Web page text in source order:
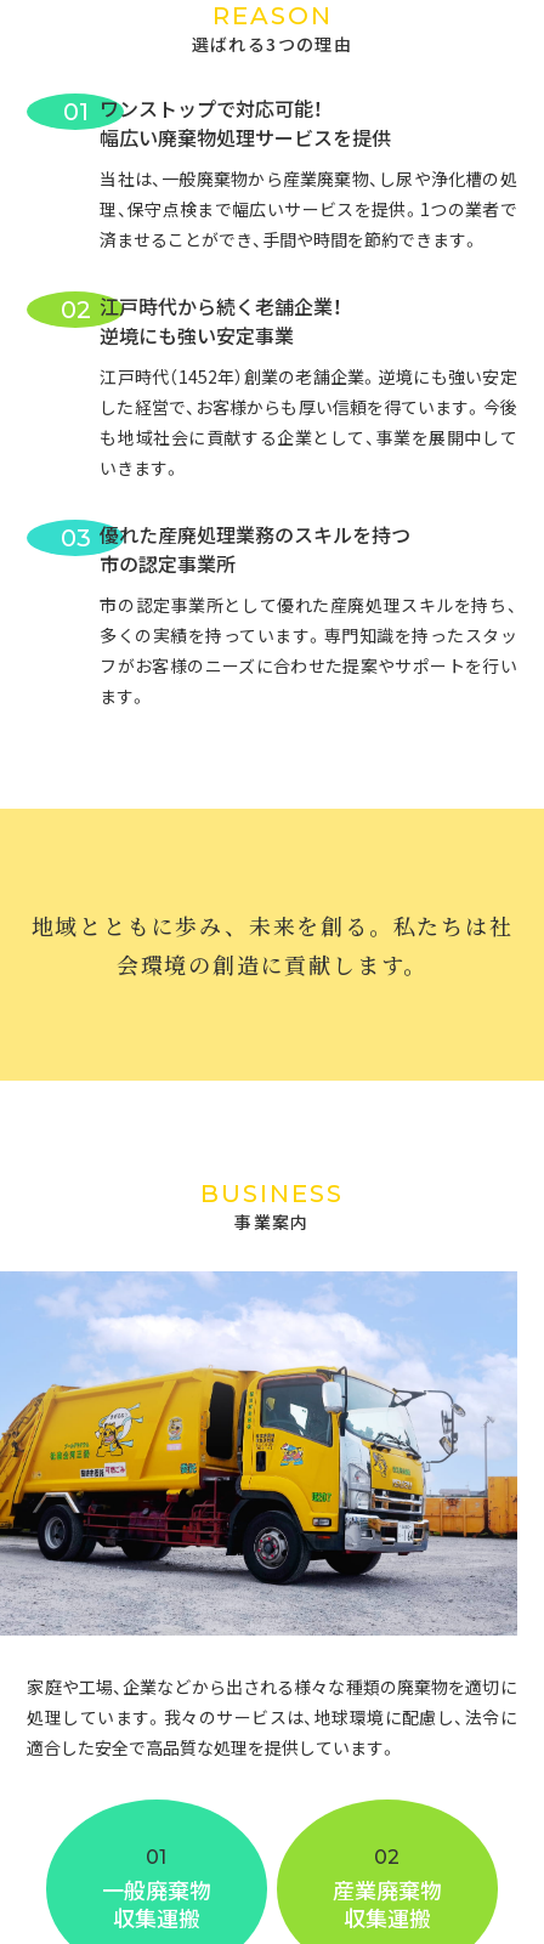
REASON
選ばれる3つの理由
01 ワンストップで対応可能！
幅広い廃棄物処理サービスを提供
当社は、一般廃棄物から産業廃棄物、し尿や浄化槽の処
理、保守点検まで幅広いサービスを提供。1つの業者で
済ませることができ、手間や時間を節約できます。
02 江戸時代から続く老舗企業！
逆境にも強い安定事業
江戸時代（1452年）創業の老舗企業。逆境にも強い安定
した経営で、お客様からも厚い信頼を得ています。今後
も地域社会に貢献する企業として、事業を展開中して
いきます。
03 優れた産廃処理業務のスキルを持つ
市の認定事業所
市の認定事業所として優れた産廃処理スキルを持ち、
多くの実績を持っています。専門知識を持ったスタッ
フがお客様のニーズに合わせた提案やサポートを行い
ます。
地域とともに歩み、未来を創る。私たちは社
会環境の創造に貢献します。
BUSINESS
事業案内
家庭や工場、企業などから出される様々な種類の廃棄物を適切に
処理しています。我々のサービスは、地球環境に配慮し、法令に
適合した安全で高品質な処理を提供しています。
01
一般廃棄物
収集運搬
02
産業廃棄物
収集運搬